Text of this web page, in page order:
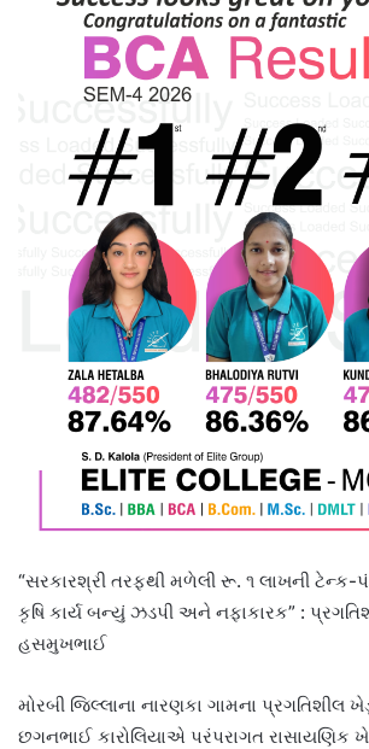
“સરકારશ્રી તરફથી મળેલી રૂ. ૧ લાખની ટેન્ક-
કૃષિ કાર્ય બન્યું ઝડપી અને નફાકારક” :
હસમુખભાઈ
મોરબી જિલ્લાના નારણકા ગામના
છગનભાઈ કારોલિયાએ પરંપરાગત રાસાયણિક